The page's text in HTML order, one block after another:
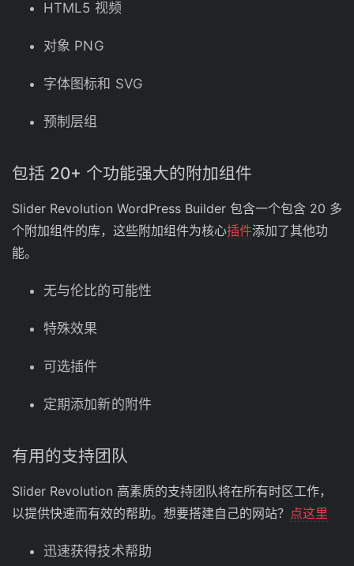
HTML5 视频
对象 PNG
字体图标和 SVG
预制层组
包括 20+ 个功能强大的附加组件
Slider Revolution WordPress Builder 包含一个包含 20 多
个附加组件的库，这些附加组件为核心插件添加了其他功
能。
无与伦比的可能性
特殊效果
可选插件
定期添加新的附件
有用的支持团队
Slider Revolution 高素质的支持团队将在所有时区工作，
以提供快速而有效的帮助。想要搭建自己的网站？ 点这里
迅速获得技术帮助